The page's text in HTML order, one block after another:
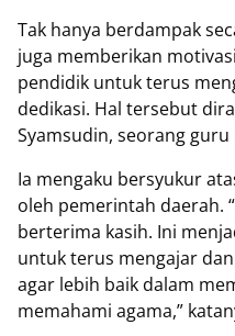
Tak hanya berdampak
juga memberikan
pendidik untuk terus
dedikasi. Hal tersebut
Syamsudin, seorang guru
Ia mengaku bersyukur
oleh pemerintah daerah.
berterima kasih. Ini
untuk terus mengajar
agar lebih baik dalam
memahami agama,”